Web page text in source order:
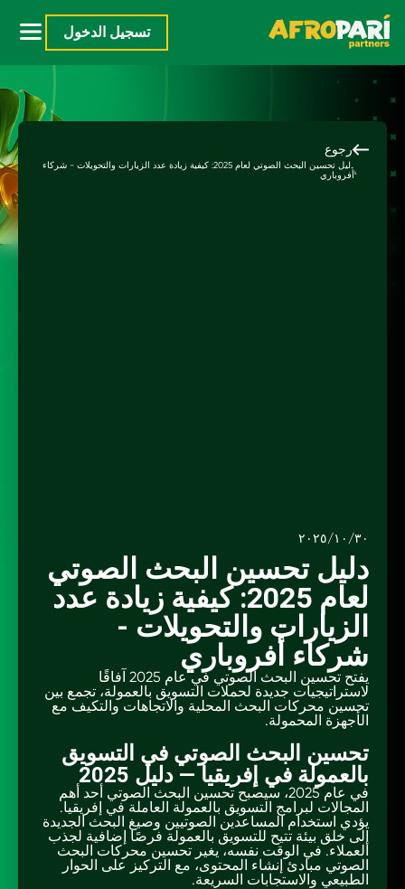
تسجيل الدخول
رجوع
٣٠/‏١٠/‏٢٠٢٥
دليل تحسين البحث الصوتي
لعام 2025: كيفية زيادة عدد
الزيارات والتحويلات -
شركاء أفروباري
يفتح تحسين البحث الصوتي في عام 2025 آفاقًا
لاستراتيجيات جديدة لحملات التسويق بالعمولة، تجمع بين
تحسين محركات البحث المحلية والاتجاهات والتكيف مع
الأجهزة المحمولة.
تحسين البحث الصوتي في التسويق
بالعمولة في إفريقيا — دليل 2025
في عام 2025، سيصبح تحسين البحث الصوتي أحد أهم
المجالات لبرامج التسويق بالعمولة العاملة في إفريقيا.
يؤدي استخدام المساعدين الصوتيين وصيغ البحث الجديدة
إلى خلق بيئة تتيح للتسويق بالعمولة فرصًا إضافية لجذب
العملاء. في الوقت نفسه، يغير تحسين محركات البحث
الصوتي مبادئ إنشاء المحتوى، مع التركيز على الحوار
الطبيعي والاستجابات السريعة.